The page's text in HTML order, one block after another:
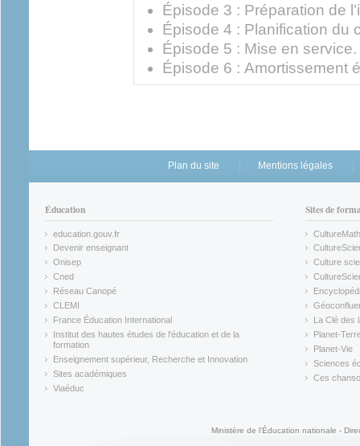
Épisode 3 : Préparation de
Épisode 4 : Planification du
Épisode 5 : Mise en service.
Épisode 6 : Amortissement
Plan du site Mentions légales
Éducation
education.gouv.fr
(link is external)
Devenir enseignant
(link is external)
Onisep
(link is external)
Cned
(link is external)
Réseau Canopé
(link is external)
CLEMI
(link is external)
France Éducation International
(link is external)
Institut des hautes études de l'éducation et de la
formation
(link is external)
Enseignement supérieur, Recherche et Innovation
(link is external)
Sites académiques
(link is external)
Viaéduc
Sites de
CultureMath
(link is
(link is
Culture
(link is
(link is
(link is
La Clé des
(link is
Planet-
(link is
Planet-Vie
(link is
Sciences
(link is
Ces
Ministère de l'Éducation nationale -